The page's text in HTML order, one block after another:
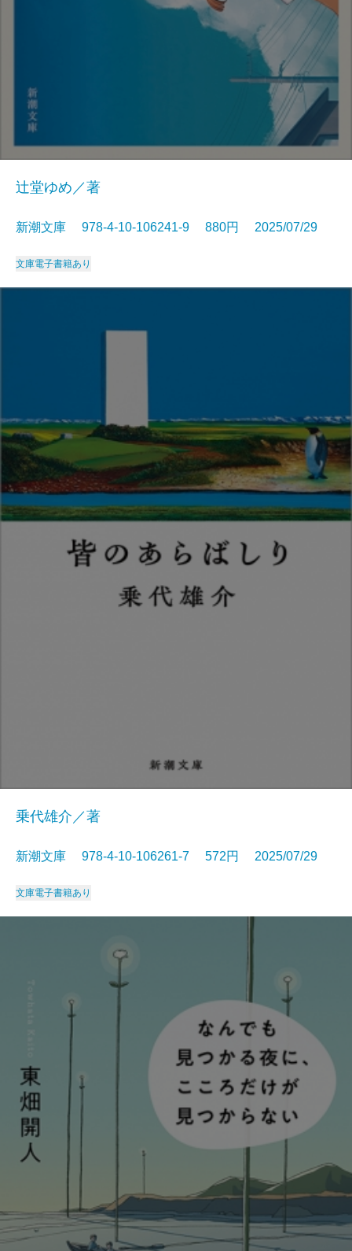
辻堂ゆめ／著
新潮文庫 978-4-10-106241-9 880円 2025/07/29
文庫電子書籍あり
乗代雄介／著
新潮文庫 978-4-10-106261-7 572円 2025/07/29
文庫電子書籍あり